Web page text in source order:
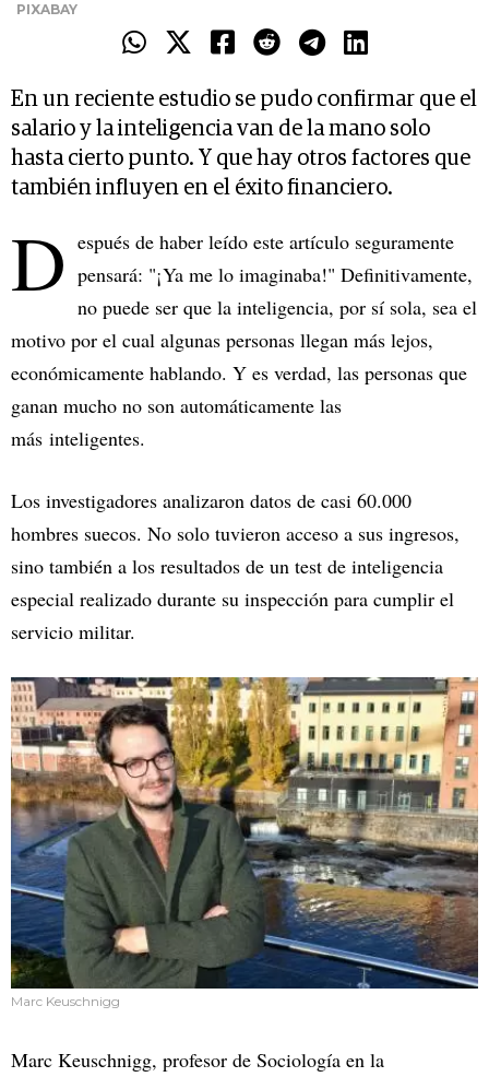
PIXABAY
En un reciente estudio se pudo confirmar que el
salario y la inteligencia van de la mano solo
hasta cierto punto. Y que hay otros factores que
también influyen en el éxito financiero.
D espués de haber leído este artículo seguramente
pensará: "¡Ya me lo imaginaba!" Definitivamente,
no puede ser que la inteligencia, por sí sola, sea el
motivo por el cual algunas personas llegan más lejos,
económicamente hablando. Y es verdad, las personas que
ganan mucho no son automáticamente las
más inteligentes.
Los investigadores analizaron datos de casi 60.000
hombres suecos. No solo tuvieron acceso a sus ingresos,
sino también a los resultados de un test de inteligencia
especial realizado durante su inspección para cumplir el
servicio militar.
Marc Keuschnigg
Marc Keuschnigg, profesor de Sociología en la